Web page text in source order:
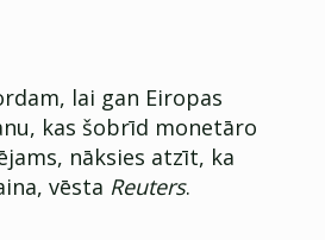
lai gan Eiropas
kas šobrīd monetāro
nāksies atzīt, ka
vēsta Reuters.